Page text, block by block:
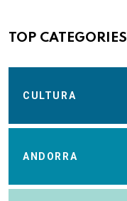
TOP CATEGORIES
CULTURA
ANDORRA